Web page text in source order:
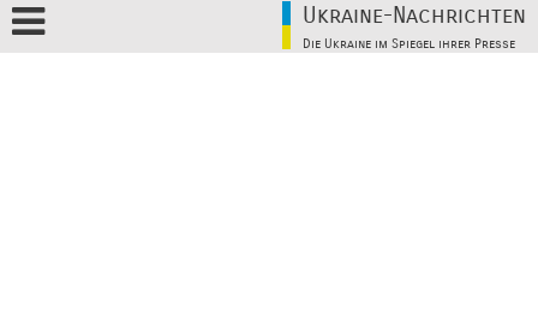
Ukraine-Nachrichten
Die Ukraine im Spiegel ihrer Presse